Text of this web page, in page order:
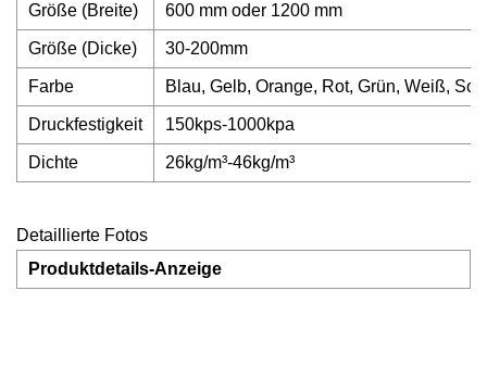
Größe (Breite) 600 mm oder 1200 mm
Größe (Dicke) 30-200mm
Farbe Blau, Gelb, Orange, Rot, Grün, Weiß,
Druckfestigkeit 150kps-1000kpa
Dichte 26kg/m³-46kg/m³
Detaillierte Fotos
Produktdetails-Anzeige